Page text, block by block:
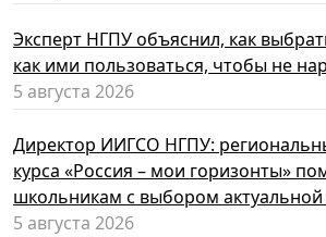
Эксперт НГПУ объяснил, как
как ими пользоваться, чтобы не
5 августа 2026
Директор ИИГСО НГПУ:
курса «Россия – мои горизонты»
школьникам с выбором
5 августа 2026